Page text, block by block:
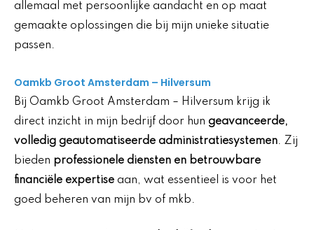
allemaal met persoonlijke aandacht en op maat
gemaakte oplossingen die bij mijn unieke situatie
passen.
Oamkb Groot Amsterdam – Hilversum
Bij Oamkb Groot Amsterdam – Hilversum krijg ik
direct inzicht in mijn bedrijf door hun geavanceerde,
volledig geautomatiseerde administratiesystemen. Zij
bieden professionele diensten en betrouwbare
financiële expertise aan, wat essentieel is voor het
goed beheren van mijn bv of mkb.